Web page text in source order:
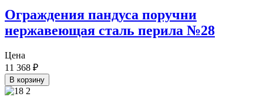
Ограждения пандуса поручни
нержавеющая сталь перила №28
Цена
11 368 ₽
В корзину